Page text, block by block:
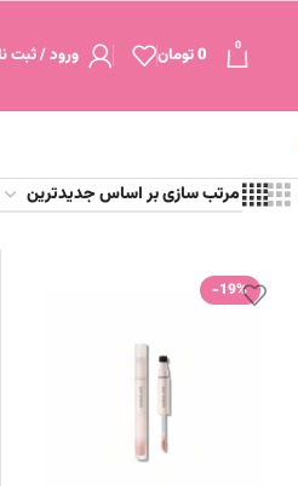
0
0تومان ورود / ثبت
-19%